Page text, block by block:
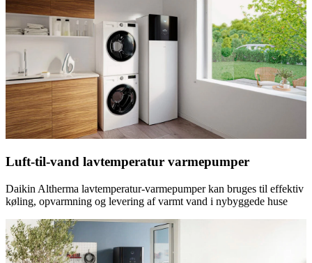
Luft-til-vand lavtemperatur varmepumper
Daikin Altherma lavtemperatur-varmepumper kan bruges til effektiv
køling, opvarmning og levering af varmt vand i nybyggede huse